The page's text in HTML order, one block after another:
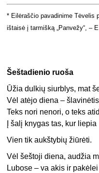
* Eilėraščio pavadinime Tėvelis
ištaisė į tarmišką „Panvežy“, –
Šeštadienio ruoša
Ūžia dulkių siurblys, mat
Vėl atėjo diena – šlavinėtis
Teks nori nenori, o teks
Į šalį knygas tas, kur liepia
Vien tik aukštybių žiūrėti.
Vėl šeštoji diena, audžia
Lubose – va akis ir pakėlei